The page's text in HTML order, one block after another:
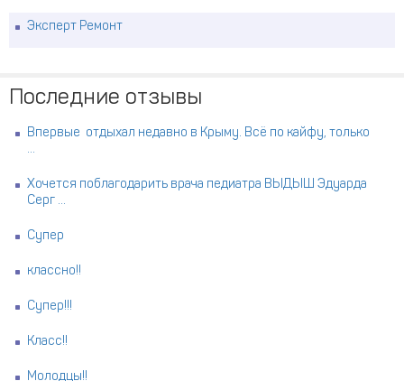
Эксперт Ремонт
Последние отзывы
Впервые отдыхал недавно в Крыму. Всё по кайфу, только
...
Хочется поблагодарить врача педиатра ВЫДЫШ Эдуарда
Серг ...
Супер
классно!!
Супер!!!
Класс!!
Молодцы!!